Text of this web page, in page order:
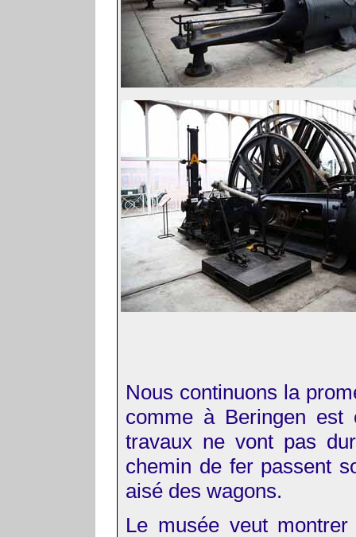
Nous continuons la
comme à Beringen est
travaux ne vont pas
chemin de fer passent
aisé des wagons.
Le musée veut